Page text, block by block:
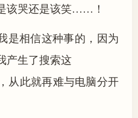
该哭还是该笑……！
是相信这种事的，因为
产生了搜索这
从此就再难与电脑分开